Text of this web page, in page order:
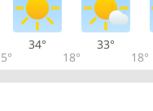
34°
18°
33°
18°